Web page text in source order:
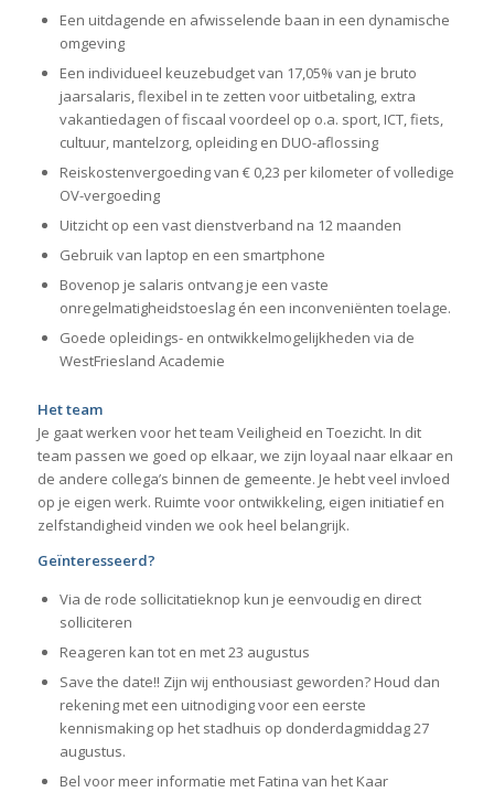
Een uitdagende en afwisselende baan in een dynamische
omgeving
Een individueel keuzebudget van 17,05% van je bruto
jaarsalaris, flexibel in te zetten voor uitbetaling, extra
vakantiedagen of fiscaal voordeel op o.a. sport, ICT, fiets,
cultuur, mantelzorg, opleiding en DUO-aflossing
Reiskostenvergoeding van € 0,23 per kilometer of volledige
OV-vergoeding
Uitzicht op een vast dienstverband na 12 maanden
Gebruik van laptop en een smartphone
Bovenop je salaris ontvang je een vaste
onregelmatigheidstoeslag én een inconveniënten toelage.
Goede opleidings- en ontwikkelmogelijkheden via de
WestFriesland Academie
Het team
Je gaat werken voor het team Veiligheid en Toezicht. In dit
team passen we goed op elkaar, we zijn loyaal naar elkaar en
de andere collega’s binnen de gemeente. Je hebt veel invloed
op je eigen werk. Ruimte voor ontwikkeling, eigen initiatief en
zelfstandigheid vinden we ook heel belangrijk.
Geïnteresseerd?
Via de rode sollicitatieknop kun je eenvoudig en direct
solliciteren
Reageren kan tot en met 23 augustus
Save the date!! Zijn wij enthousiast geworden? Houd dan
rekening met een uitnodiging voor een eerste
kennismaking op het stadhuis op donderdagmiddag 27
augustus.
Bel voor meer informatie met Fatina van het Kaar